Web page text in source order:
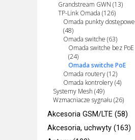
Grandstream GWN (13)
TP-Link Omada (126)
Omada punkty dostępowe
(48)
Omada switche (63)
Omada switche bez PoE
(24)
Omada switche PoE
Omada routery (12)
Omada kontrolery (4)
Systemy Mesh (49)
Wzmacniacze sygnału (26)
Akcesoria GSM/LTE (58)
Akcesoria, uchwyty (163)